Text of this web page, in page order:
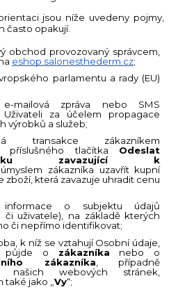
jsou níže uvedeny pojmy,
často opakují.
obchod provozovaný správcem,
eshop.salonesthederm.cz;
parlamentu a rady (EU)
e-mailová zpráva nebo SMS
Uživateli za účelem propagace
výrobků a služeb;
transakce zákazníkem
příslušného tlačítka Odeslat
zavazující k
zákazníka uzavřít kupní
zboží, která zavazuje uhradit cenu
informace o subjektu údajů
či uživatele), na základě kterých
či nepřímo identifikovat;
k níž se vztahují Osobní údaje,
půjde o zákazníka nebo o
zákazníka
případně
našich webových stránek,
jako „ Vy“;